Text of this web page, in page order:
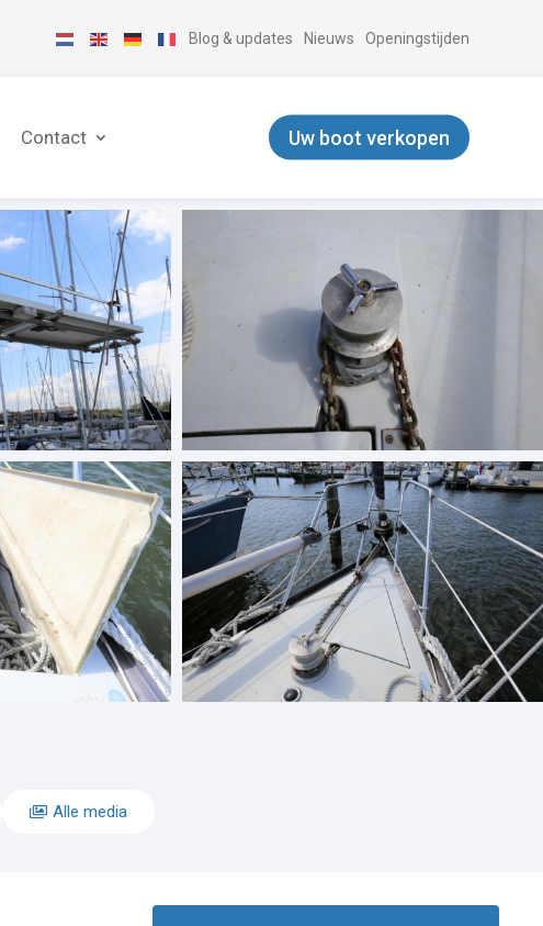
Blog & updates Nieuws Openingstijden
Contact Uw boot verkopen
Alle media